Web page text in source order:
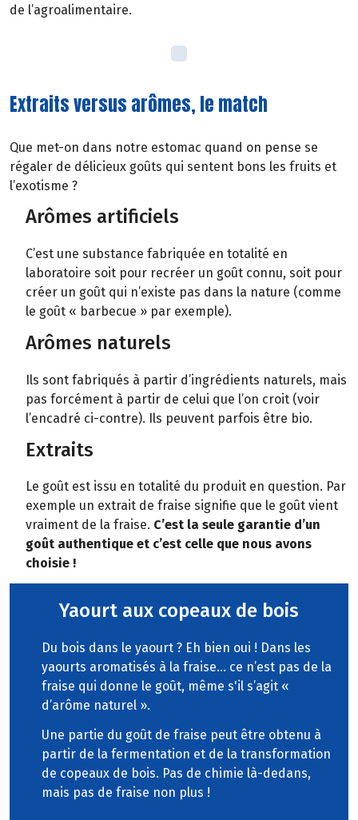
de l’agroalimentaire.
Extraits versus arômes, le match
Que met-on dans notre estomac quand on pense se
régaler de délicieux goûts qui sentent bons les fruits et
l’exotisme ?
Arômes artificiels
C’est une substance fabriquée en totalité en
laboratoire soit pour recréer un goût connu, soit pour
créer un goût qui n’existe pas dans la nature (comme
le goût « barbecue » par exemple).
Arômes naturels
Ils sont fabriqués à partir d’ingrédients naturels, mais
pas forcément à partir de celui que l’on croit (voir
l’encadré ci-contre). Ils peuvent parfois être bio.
Extraits
Le goût est issu en totalité du produit en question. Par
exemple un extrait de fraise signifie que le goût vient
vraiment de la fraise. C’est la seule garantie d’un
goût authentique et c’est celle que nous avons
choisie !
Yaourt aux copeaux de bois
Du bois dans le yaourt ? Eh bien oui ! Dans les
yaourts aromatisés à la fraise… ce n’est pas de la
fraise qui donne le goût, même s'il s’agit «
d’arôme naturel ».
Une partie du goût de fraise peut être obtenu à
partir de la fermentation et de la transformation
de copeaux de bois. Pas de chimie là-dedans,
mais pas de fraise non plus !